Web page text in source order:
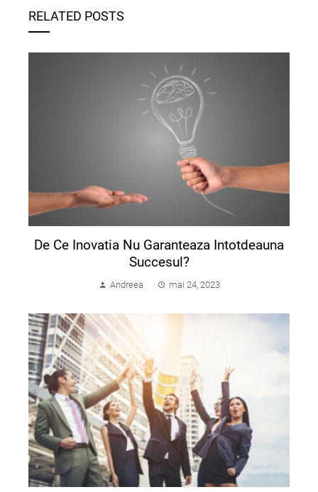
RELATED POSTS
De Ce Inovatia Nu Garanteaza Intotdeauna
Succesul?
Andreea mai 24, 2023